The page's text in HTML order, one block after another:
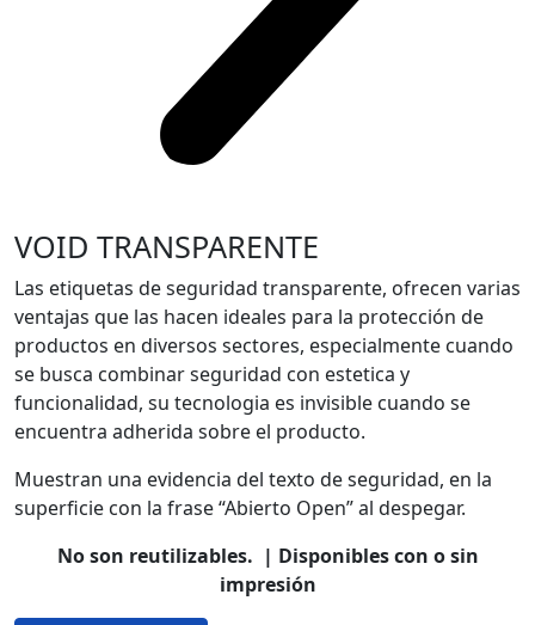
VOID TRANSPARENTE
Las etiquetas de seguridad transparente, ofrecen varias
ventajas que las hacen ideales para la protección de
productos en diversos sectores, especialmente cuando
se busca combinar seguridad con estetica y
funcionalidad, su tecnologia es invisible cuando se
encuentra adherida sobre el producto.
Muestran una evidencia del texto de seguridad, en la
superficie con la frase “Abierto Open” al despegar.
No son reutilizables. | Disponibles con o sin
impresión